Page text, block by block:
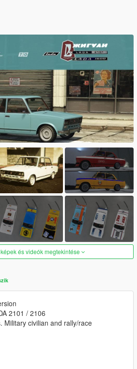
és videók megtekintése
2101 / 2106
Military civilian and rally/race